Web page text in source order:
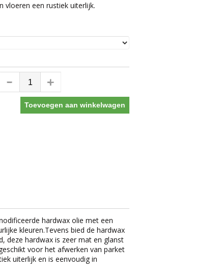
vloeren een rustiek uiterlijk.
Toevoegen aan winkelwagen
hardwax olie met een
kleuren.Tevens bied de hardwax
deze hardwax is zeer mat en glanst
voor het afwerken van parket
uiterlijk en is eenvoudig in